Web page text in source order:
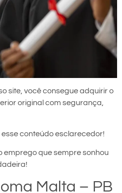
site, você consegue adquirir o
original com segurança,
conteúdo esclarecedor!
emprego que sempre sonhou
Malta – PB